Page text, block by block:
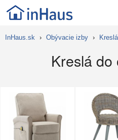
InHaus.sk › Obývacie izby ›
Kreslá do